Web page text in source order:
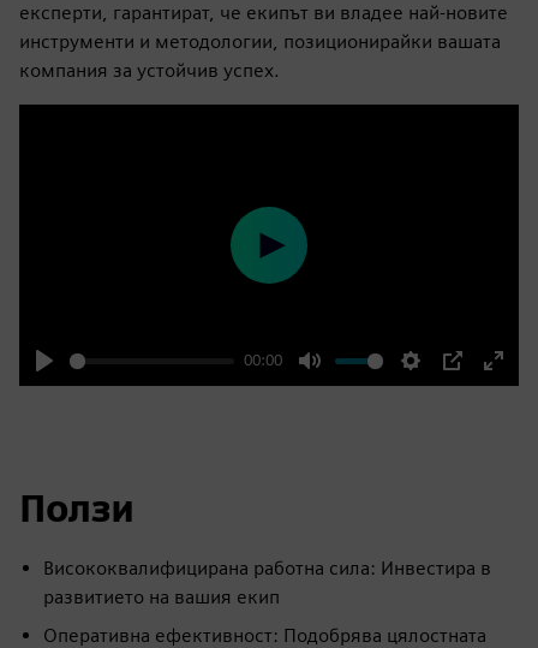
експерти, гарантират, че екипът ви владее най-новите
инструменти и методологии, позиционирайки вашата
компания за устойчив успех.
Play
00:00
Mute Settings
PIP
Enter
Play
Ползи
Висококвалифицирана работна сила: Инвестира в
развитието на вашия екип
Оперативна ефективност: Подобрява цялостната